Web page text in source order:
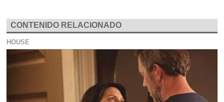
CONTENIDO RELACIONADO
HOUSE